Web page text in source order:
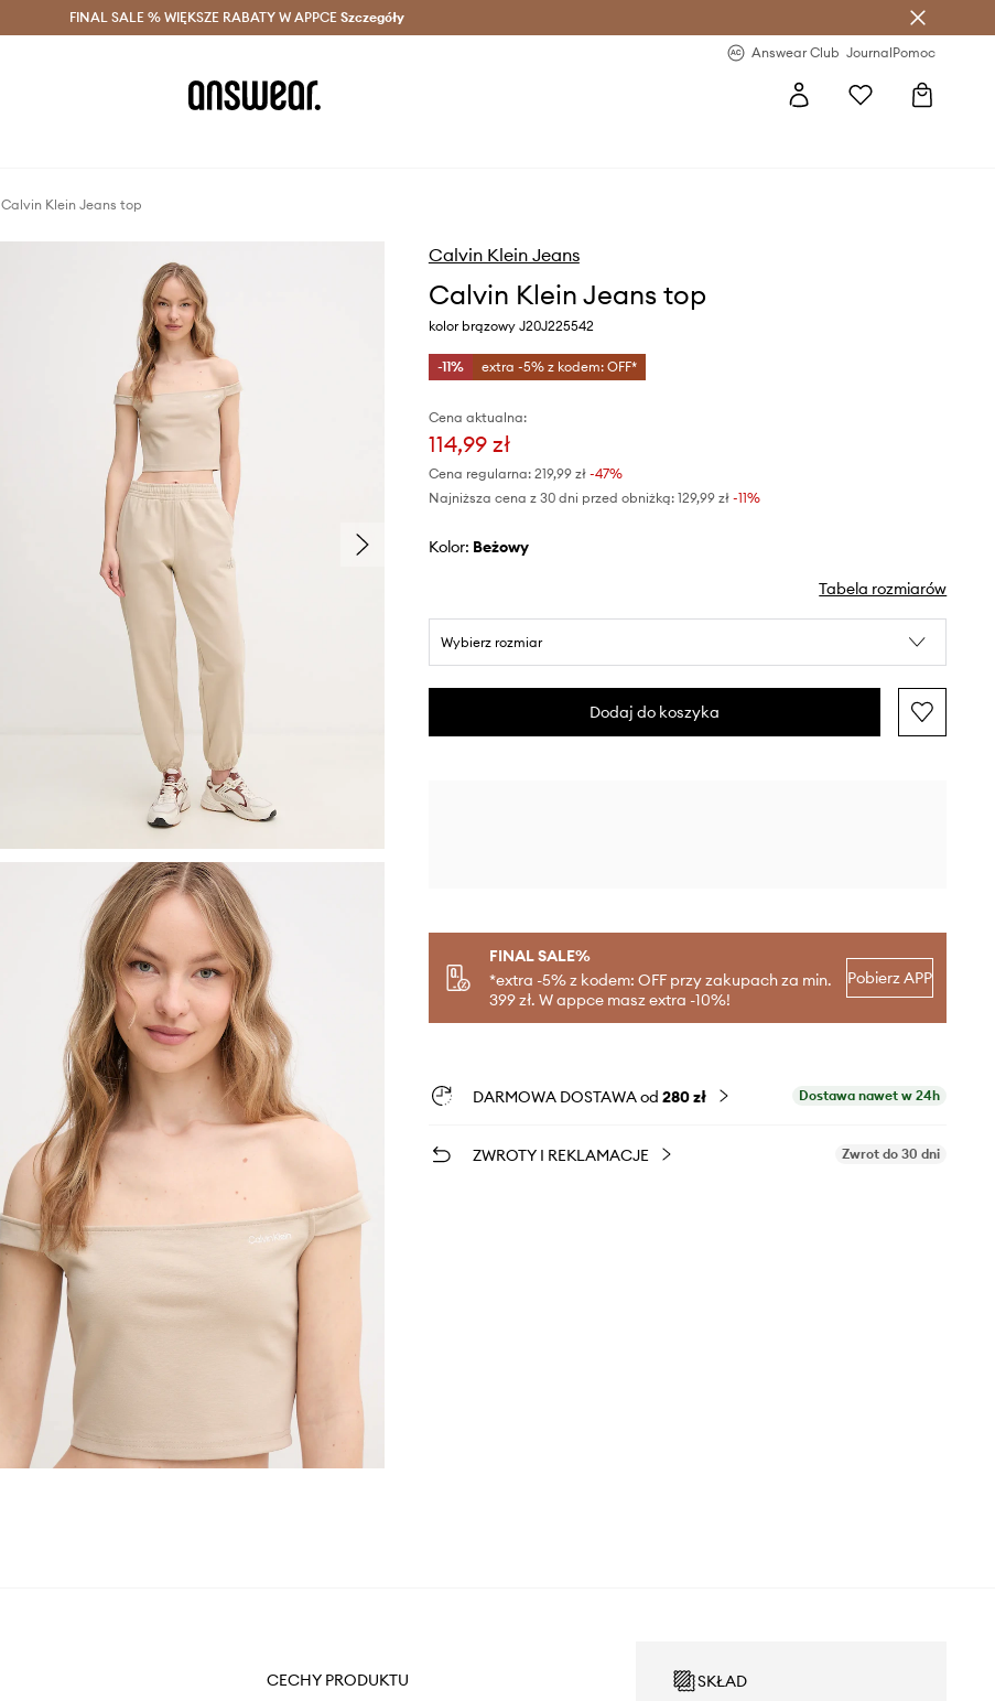
Oszczędzaj z Answear Club > Dostawa nawet w 24h >
FINAL SALE % WIĘKSZE RABATY W APPCE Szczegóły
Answear Club JournalPomoc
Calvin Klein Jeans top
Calvin Klein Jeans
Calvin Klein Jeans top
kolor brązowy J20J225542
-11% extra -5% z kodem: OFF*
Cena aktualna:
114,99 zł
Cena regularna: 219,99 zł-47%
Najniższa cena z 30 dni przed obniżką: 129,99 zł -11%
Kolor: beżowy
Tabela rozmiarów
Wybierz rozmiar
Dodaj do koszyka
FINAL SALE%
*extra -5% z kodem: OFF przy zakupach za min.
399 zł. W appce masz extra -10%!
Pobierz APP
DARMOWA DOSTAWA od 280 zł Dostawa nawet w 24h
ZWROTY I REKLAMACJE Zwrot do 30 dni
CECHY PRODUKTU SKŁAD